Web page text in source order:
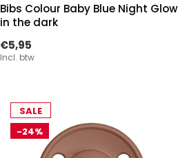
Bibs Colour Baby Blue Night Glow
in the dark
€5,95
Incl. btw
SALE
-24%